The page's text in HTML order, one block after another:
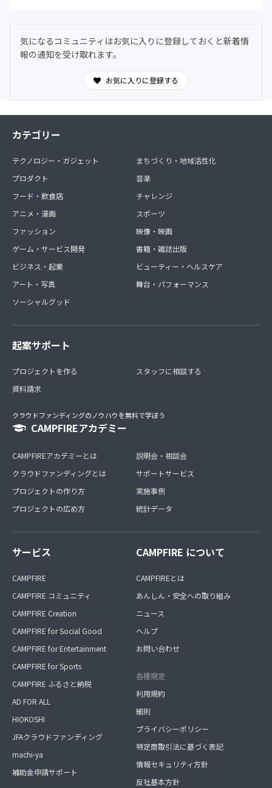
気になるコミュニティはお気に入りに登録しておくと新着情
報の通知を受け取れます。
お気に入りに登録する
カテゴリー
テクノロジー・ガジェット
プロダクト
フード・飲食店
アニメ・漫画
ファッション
ゲーム・サービス開発
ビジネス・起業
アート・写真
ソーシャルグッド
まちづくり・地域活性化
音楽
チャレンジ
スポーツ
映像・映画
書籍・雑誌出版
ビューティー・ヘルスケア
舞台・パフォーマンス
起案サポート
プロジェクトを作る
資料請求
スタッフに相談する
クラウドファンディングのノウハウを無料で学ぼう
CAMPFIREアカデミー
CAMPFIREアカデミーとは
クラウドファンディングとは
プロジェクトの作り方
プロジェクトの広め方
説明会・相談会
サポートサービス
実施事例
統計データ
サービス
CAMPFIRE
CAMPFIRE コミュニティ
CAMPFIRE Creation
CAMPFIRE for Social Good
CAMPFIRE for Entertainment
CAMPFIRE for Sports
CAMPFIRE ふるさと納税
AD FOR ALL
HIOKOSHI
JFAクラウドファンディング
machi-ya
補助金申請サポート
CAMPFIRE について
CAMPFIREとは
あんしん・安全への取り組み
ニュース
ヘルプ
お問い合わせ
各種規定
利用規約
細則
プライバシーポリシー
特定商取引法に基づく表記
情報セキュリティ方針
反社基本方針